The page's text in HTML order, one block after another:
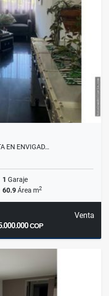
EN ENVIGAD…
1 Garaje
60.9Área m2
Venta
COP